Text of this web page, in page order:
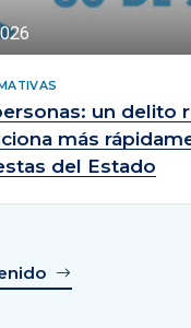
un delito
más
del Estado